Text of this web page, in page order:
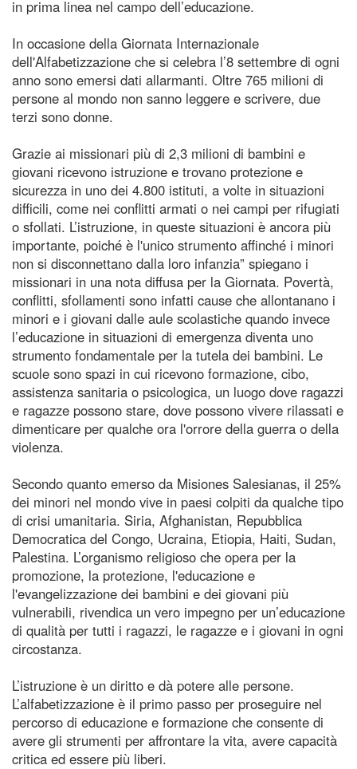
in prima linea nel campo dell’educazione.
In occasione della Giornata Internazionale
dell'Alfabetizzazione che si celebra l’8 settembre di ogni
anno sono emersi dati allarmanti. Oltre 765 milioni di
persone al mondo non sanno leggere e scrivere, due
terzi sono donne.
Grazie ai missionari più di 2,3 milioni di bambini e
giovani ricevono istruzione e trovano protezione e
sicurezza in uno dei 4.800 istituti, a volte in situazioni
difficili, come nei conflitti armati o nei campi per rifugiati
o sfollati. L’istruzione, in queste situazioni è ancora più
importante, poiché è l'unico strumento affinché i minori
non si disconnettano dalla loro infanzia” spiegano i
missionari in una nota diffusa per la Giornata. Povertà,
conflitti, sfollamenti sono infatti cause che allontanano i
minori e i giovani dalle aule scolastiche quando invece
l’educazione in situazioni di emergenza diventa uno
strumento fondamentale per la tutela dei bambini. Le
scuole sono spazi in cui ricevono formazione, cibo,
assistenza sanitaria o psicologica, un luogo dove ragazzi
e ragazze possono stare, dove possono vivere rilassati e
dimenticare per qualche ora l'orrore della guerra o della
violenza.
Secondo quanto emerso da Misiones Salesianas, il 25%
dei minori nel mondo vive in paesi colpiti da qualche tipo
di crisi umanitaria. Siria, Afghanistan, Repubblica
Democratica del Congo, Ucraina, Etiopia, Haiti, Sudan,
Palestina. L’organismo religioso che opera per la
promozione, la protezione, l'educazione e
l'evangelizzazione dei bambini e dei giovani più
vulnerabili, rivendica un vero impegno per un’educazione
di qualità per tutti i ragazzi, le ragazze e i giovani in ogni
circostanza.
L’istruzione è un diritto e dà potere alle persone.
L’alfabetizzazione è il primo passo per proseguire nel
percorso di educazione e formazione che consente di
avere gli strumenti per affrontare la vita, avere capacità
critica ed essere più liberi.